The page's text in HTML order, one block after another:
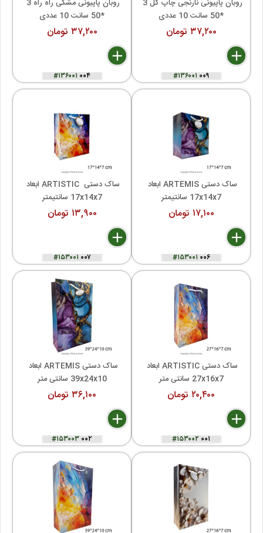
*50 سانت 10 عددی
۳۷,۲۰۰ تومان
delete
remove
add
#۱۳۶۰۰۱۰۰۴
*50 سانت 10 عددی
۳۷,۲۰۰ تومان
delete
remove
add
#۱۳۶۰۰۱۰۰۹
17x14x7 سانتیمتر
۱۳,۹۰۰ تومان
delete
remove
add
#۱۵۳۰۰۱۰۰۷
17x14x7 سانتیمتر
۱۷,۱۰۰ تومان
delete
remove
add
#۱۵۳۰۰۱۰۰۶
39x24x10 سانتی متر
۳۶,۱۰۰ تومان
delete
remove
add
#۱۵۳۰۰۳۰۰۲
27x16x7 سانتی متر
۲۰,۴۰۰ تومان
delete
remove
add
#۱۵۳۰۰۲۰۰۱